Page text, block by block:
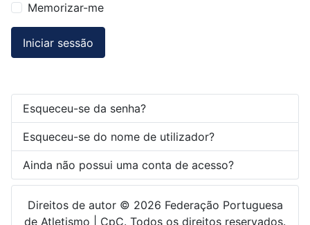
Memorizar-me
Iniciar sessão
Esqueceu-se da senha?
Esqueceu-se do nome de utilizador?
Ainda não possui uma conta de acesso?
Direitos de autor © 2026 Federação Portuguesa
de Atletismo | CpC. Todos os direitos reservados.